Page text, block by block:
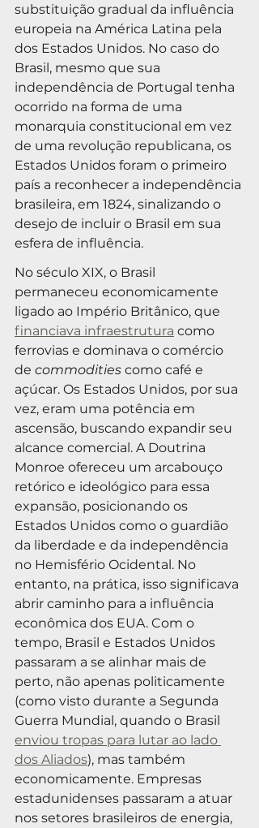
substituição gradual da influência
europeia na América Latina pela
dos Estados Unidos. No caso do
Brasil, mesmo que sua
independência de Portugal tenha
ocorrido na forma de uma
monarquia constitucional em vez
de uma revolução republicana, os
Estados Unidos foram o primeiro
país a reconhecer a independência
brasileira, em 1824, sinalizando o
desejo de incluir o Brasil em sua
esfera de influência.
No século XIX, o Brasil
permaneceu economicamente
ligado ao Império Britânico, que
financiava infraestrutura como
ferrovias e dominava o comércio
de commodities como café e
açúcar. Os Estados Unidos, por sua
vez, eram uma potência em
ascensão, buscando expandir seu
alcance comercial. A Doutrina
Monroe ofereceu um arcabouço
retórico e ideológico para essa
expansão, posicionando os
Estados Unidos como o guardião
da liberdade e da independência
no Hemisfério Ocidental. No
entanto, na prática, isso significava
abrir caminho para a influência
econômica dos EUA. Com o
tempo, Brasil e Estados Unidos
passaram a se alinhar mais de
perto, não apenas politicamente
(como visto durante a Segunda
Guerra Mundial, quando o Brasil
enviou tropas para lutar ao lado
dos Aliados), mas também
economicamente. Empresas
estadunidenses passaram a atuar
nos setores brasileiros de energia,